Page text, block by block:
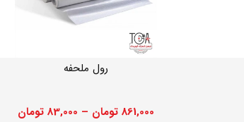
رول ملحفه
861,000 تومان –
83,000 تومان